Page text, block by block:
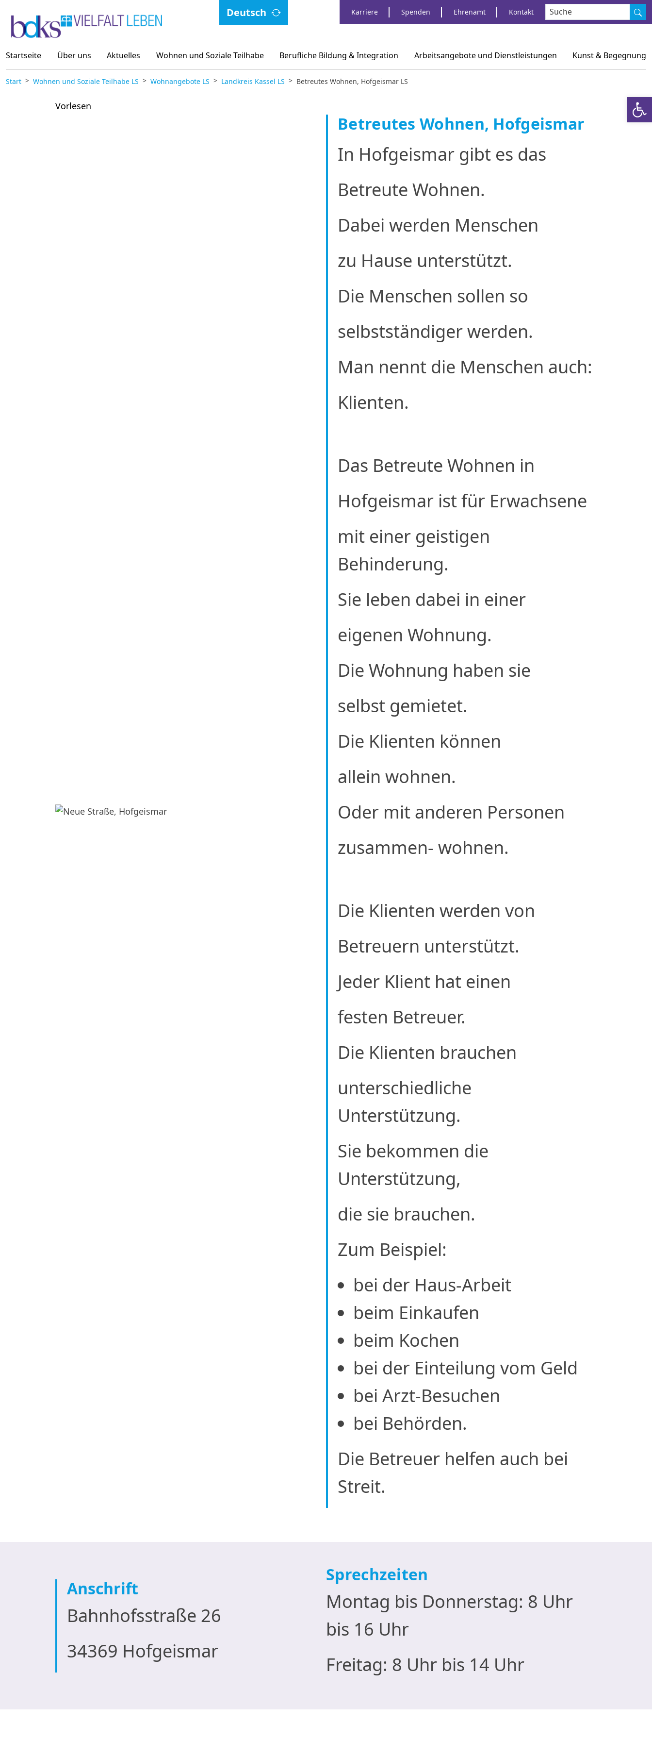
Deutsch Karriere Spenden Ehrenamt Kontakt
Startseite Über uns Aktuelles Wohnen und Soziale Teilhabe Berufliche Bildung & Integration Arbeitsangebote und Dienstleistungen Kunst & Begegnung
Start Wohnen und Soziale Teilhabe LS Wohnangebote LS Landkreis Kassel LS Betreutes Wohnen, Hofgeismar LS
Vorlesen
Betreutes Wohnen, Hofgeismar
In Hofgeismar gibt es das
Betreute Wohnen.
Dabei werden Menschen
zu Hause unterstützt.
Die Menschen sollen so
selbstständiger werden.
Man nennt die Menschen auch:
Klienten.
Das Betreute Wohnen in
Hofgeismar ist für Erwachsene
mit einer geistigen
Behinderung.
Sie leben dabei in einer
eigenen Wohnung.
Die Wohnung haben sie
selbst gemietet.
Die Klienten können
allein wohnen.
Oder mit anderen Personen
zusammen- wohnen.
Die Klienten werden von
Betreuern unterstützt.
Jeder Klient hat einen
festen Betreuer.
Die Klienten brauchen
unterschiedliche
Unterstützung.
Sie bekommen die
Unterstützung,
die sie brauchen.
Zum Beispiel:
bei der Haus-Arbeit
beim Einkaufen
beim Kochen
bei der Einteilung vom Geld
bei Arzt-Besuchen
bei Behörden.
Die Betreuer helfen auch bei
Streit.
Anschrift
Bahnhofsstraße 26
34369 Hofgeismar
Sprechzeiten
Montag bis Donnerstag: 8 Uhr
bis 16 Uhr
Freitag: 8 Uhr bis 14 Uhr